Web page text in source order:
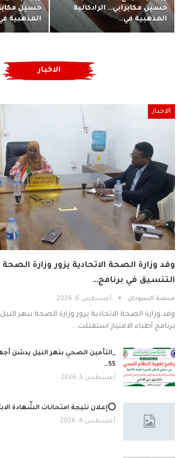
حسين مكابرابي… الرادكالية
المذهبية في…
حسين
المذهبية
الاخبار
الاخبار
وفد وزارة الصحة الاتحادية يزور وزارة الصحة
التنسيق في برنامج…
منصة السودان أغسطس 6, 2026
وفد وزارة الصحة الاتحادية يزور وزارة الصحة بنهر
برنامج أطباء الامتياز استقبلت…
_التأمين الصحي بنهر النيل يدشن
55…
أغسطس 5, 2026
⭕إعلان نتيجة امتحانات الشّهادة
أغسطس 4, 2026